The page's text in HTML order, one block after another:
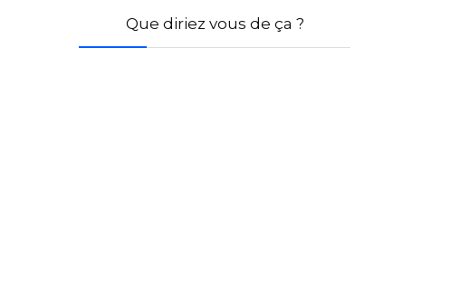
Que diriez vous de ça ?